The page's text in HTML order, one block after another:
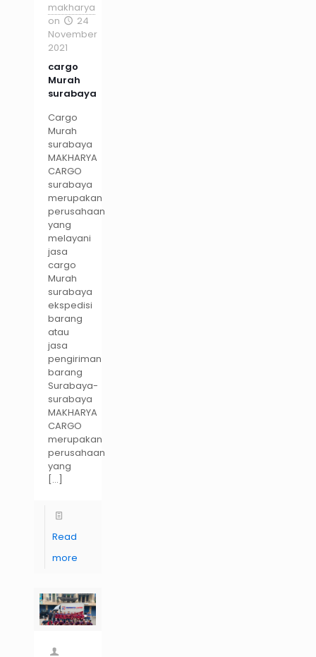
makharya
on
24
November
2021
cargo
Murah
surabaya
Cargo
Murah
surabaya
MAKHARYA
CARGO
surabaya
merupakan
perusahaan
yang
melayani
jasa
cargo
Murah
surabaya
ekspedisi
barang
atau
jasa
pengiriman
barang
Surabaya-
surabaya
MAKHARYA
CARGO
merupakan
perusahaan
yang
[…]
Read
more